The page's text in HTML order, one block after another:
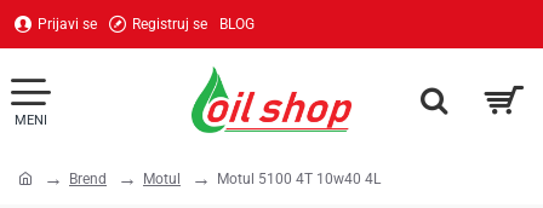
Prijavi se Registruj se BLOG
Brend Motul Motul 5100 4T 10w40 4L